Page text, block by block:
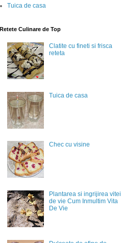
Tuica de casa
Retete Culinare de Top
Clatite cu fineti si frisca
reteta
Tuica de casa
Chec cu visine
Plantarea si ingrijirea vitei
de vie Cum Inmultim Vita
De Vie